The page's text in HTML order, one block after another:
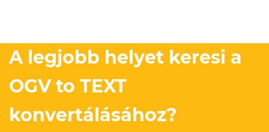
A legjobb helyet keresi a
OGV to TEXT
konvertálásához?